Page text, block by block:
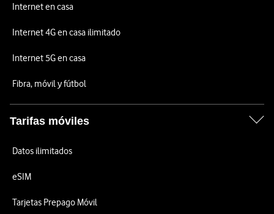
Internet en casa
Internet 4G en casa ilimitado
Internet 5G en casa
Fibra, móvil y fútbol
Tarifas móviles
Datos ilimitados
eSIM
Tarjetas Prepago Móvil